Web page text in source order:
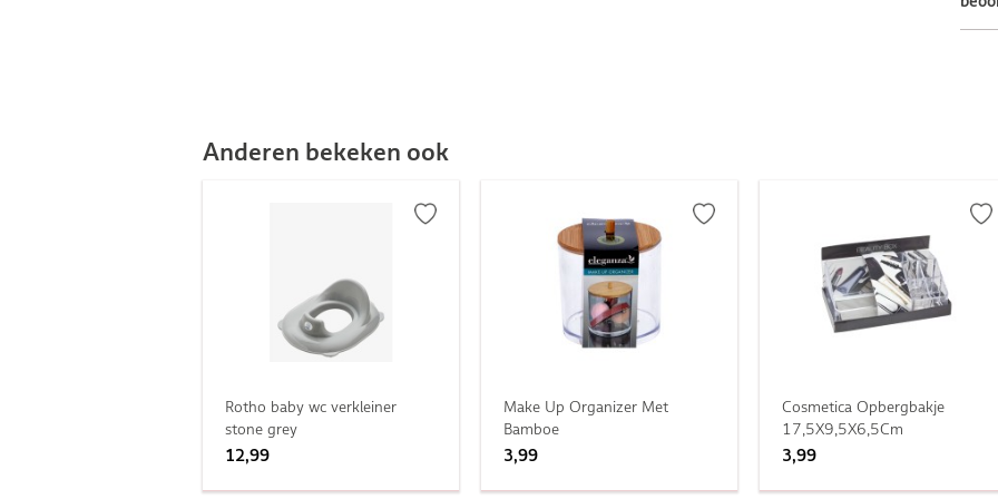
Anderen bekeken ook
Rotho baby wc verkleiner
stone grey
12,99
Make Up Organizer Met
Bamboe
3,99
Cosmetica Opbergbakje
17,5X9,5X6,5Cm
3,99